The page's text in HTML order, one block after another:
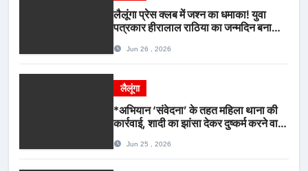
लैलूंगा प्रेस क्लब में जश्न का धमाका! युवा
पत्रकार हीरालाल राठिया का जन्मदिन बना
स्वरJun 26 , 2026
लैलूंगा
*अभियान ‘संवेदना’ के तहत महिला थाना की
कार्रवाई, शादी का झांसा देकर दुष्कर्म करने वाला
Jun 25 , 2026